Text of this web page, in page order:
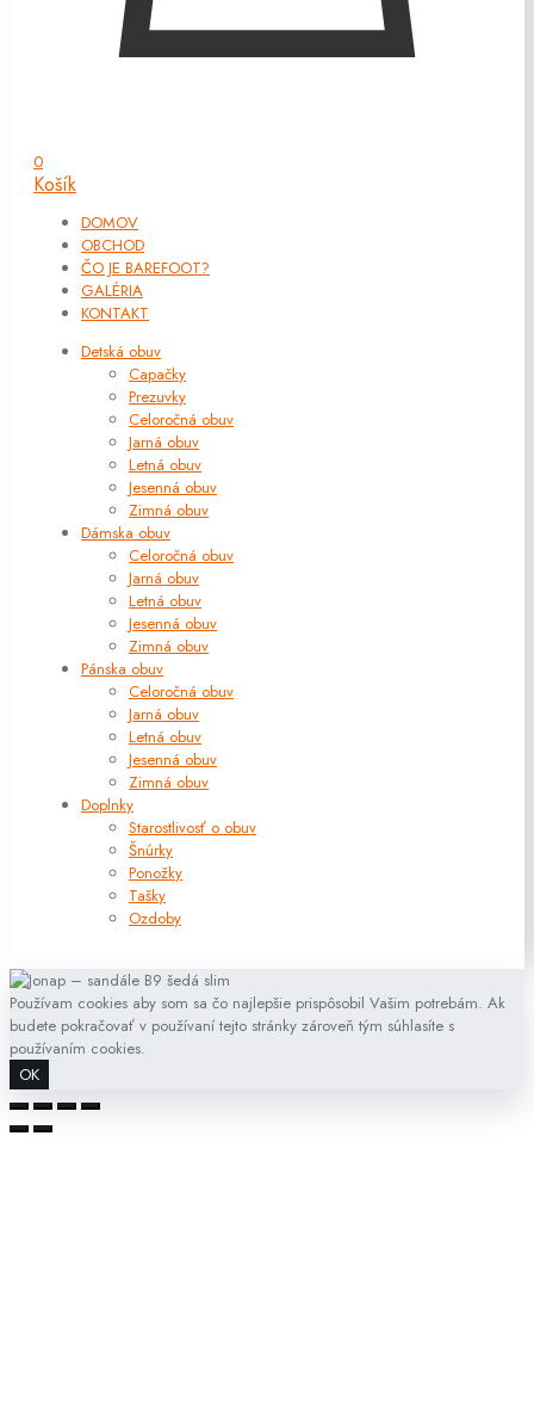
0
Košík
DOMOV
OBCHOD
ČO JE BAREFOOT?
GALÉRIA
KONTAKT
Detská obuv
Capačky
Prezuvky
Celoročná obuv
Jarná obuv
Letná obuv
Jesenná obuv
Zimná obuv
Dámska obuv
Celoročná obuv
Jarná obuv
Letná obuv
Jesenná obuv
Zimná obuv
Pánska obuv
Celoročná obuv
Jarná obuv
Letná obuv
Jesenná obuv
Zimná obuv
Doplnky
Starostlivosť o obuv
Šnúrky
Ponožky
Tašky
Ozdoby
Používam cookies aby som sa čo najlepšie prispôsobil Vašim potrebám. Ak
budete pokračovať v používaní tejto stránky zároveň tým súhlasíte s
používaním cookies.
OK